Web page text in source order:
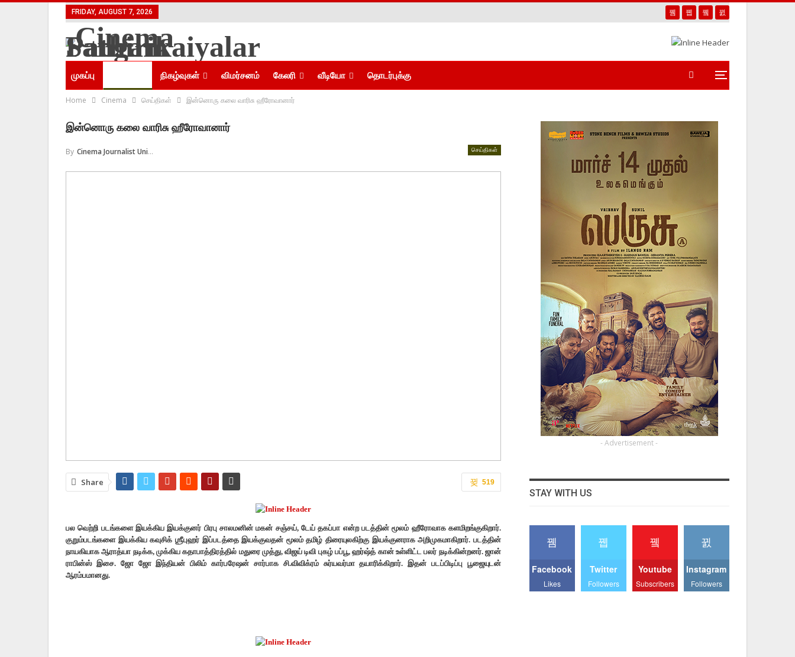
FRIDAY, AUGUST 7, 2026
முகப்பு நிகழ்வுகள் விமர்சனம் கேலரி வீடியோ தொடர்புக்கு
Home Cinema செய்திகள் இன்னொரு கலை வாரிசு ஹீரோவானார்
இன்னொரு கலை வாரிசு ஹீரோவானார்
செய்திகள்
By Cinema Journalist Union
519
Share
பல வெற்றி படங்களை இயக்கிய இயக்குனர் பிரபு சாலமனின் மகன் சஞ்சய், டேய் தகப்பா என்ற படத்தின் மூலம் ஹீரோவாக களமிறங்குகிறார்.
குறும்படங்களை இயக்கிய கவுசிக் ஶ்ரீபுஹர் இப்படத்தை இயக்குவதன் மூலம் தமிழ் திரையுலகிற்கு இயக்குனராக அறிமுகமாகிறார். படத்தின்
நாயகியாக ஆராத்யா நடிக்க, முக்கிய கதாபாத்திரத்தில் மதுரை முத்து, விஜய் டிவி புகழ் பப்பூ, ஹர்ஷ்த் கான் உள்ளிட்ட பலர் நடிக்கின்றனர். ஜான்
ராபின்ஸ் இசை. ஜோ ஜோ இந்தியன் பிலிம் கார்பரேஷன் சார்பாக சி.விவிக்ரம் சுர்யவர்மா தயாரிக்கிறார். இதன் படப்பிடிப்பு பூஜையுடன்
ஆரம்பமானது.
- Advertisement -
STAY WITH US
Facebook
Likes
Twitter
Followers
Youtube
Subscribers
Instagram
Followers